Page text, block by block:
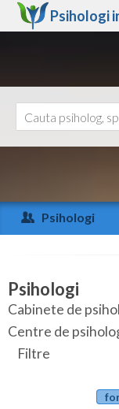
Psihologi
Arad
Arges
Bihor
Bistrita-Nasaud
Botosani
Psihologi
Specialitati
Servicii
Articole
Psihologi
Cabinete de
Centre de
Filtre